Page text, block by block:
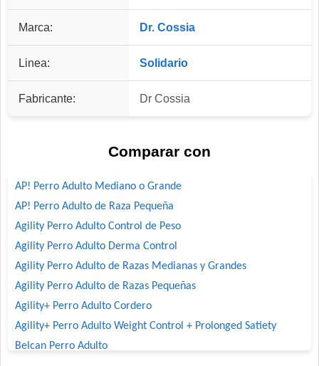
Marca: Dr. Cossia
Linea: Solidario
Fabricante: Dr Cossia
Comparar con
AP! Perro Adulto Mediano o Grande
AP! Perro Adulto de Raza Pequeña
Agility Perro Adulto Control de Peso
Agility Perro Adulto Derma Control
Agility Perro Adulto de Razas Medianas y Grandes
Agility Perro Adulto de Razas Pequeñas
Agility+ Perro Adulto Cordero
Agility+ Perro Adulto Weight Control + Prolonged Satiety
Belcan Perro Adulto